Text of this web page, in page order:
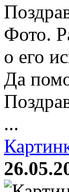
Фото.
о его
Да
...